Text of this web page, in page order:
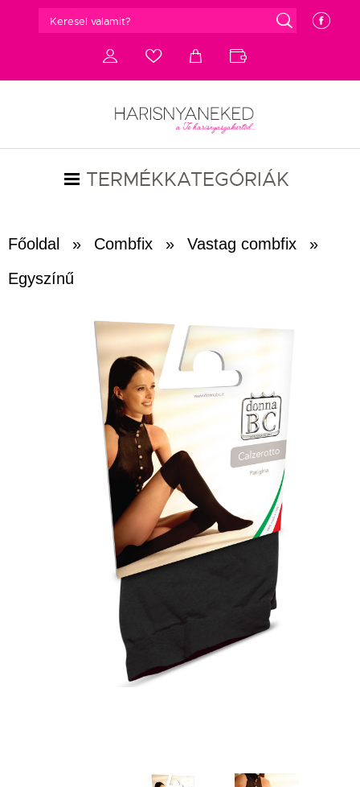
e g
d c a b
TERMÉKKATEGÓRIÁK
Főoldal » Combfix » Vastag combfix
»
Egyszínű